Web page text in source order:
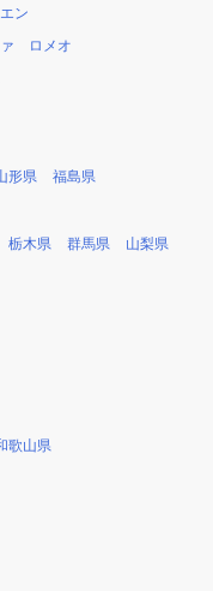
ン
ァ ロメオ
形県 福島県
栃木県 群馬県 山梨県
歌山県